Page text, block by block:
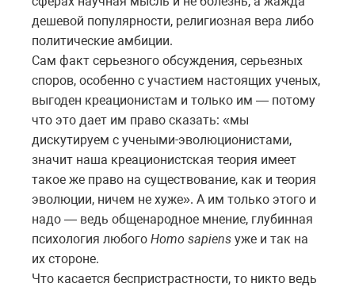
дешевой популярности, религиозная вера либо
политические амбиции.
Сам факт серьезного обсуждения, серьезных
споров, особенно с участием настоящих ученых,
выгоден креационистам и только им — потому
что это дает им право сказать: «мы
дискутируем с учеными-эволюционистами,
значит наша креационистская теория имеет
такое же право на существование, как и теория
эволюции, ничем не хуже». А им только этого и
надо — ведь общенародное мнение, глубинная
психология любого Homo sapiens уже и так на
их стороне.
Что касается беспристрастности, то никто ведь